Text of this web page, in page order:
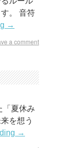
。 音符
→
a comment
「夏休み
を想う
→